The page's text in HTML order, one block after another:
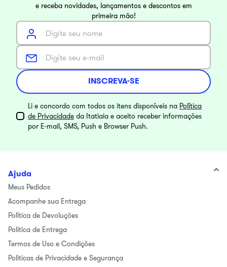
e receba novidades, lançamentos e descontos em
primeira mão!
INSCREVA-SE
Li e concordo com todos os itens disponíveis na Política
de Privacidade da Itatiaia e aceito receber informações
por E-mail, SMS, Push e Browser Push.
Ajuda
Meus Pedidos
Acompanhe sua Entrega
Política de Devoluções
Politica de Entrega
Termos de Uso e Condições
Politicas de Privacidade e Segurança